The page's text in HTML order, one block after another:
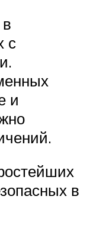
с
и
в